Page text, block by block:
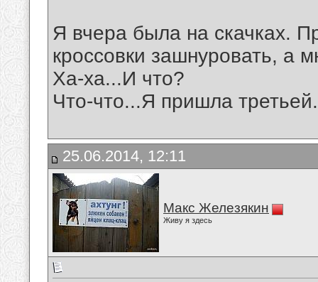
Я вчера была на скачках.
кроссовки зашнуровать, а
Ха-ха...И что?
Что-что...Я пришла
25.06.2014, 12:11
Макс Железякин
Живу я здесь